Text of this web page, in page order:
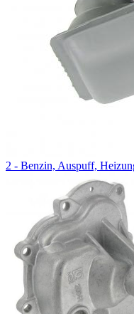
2 - Benzin, Auspuff,